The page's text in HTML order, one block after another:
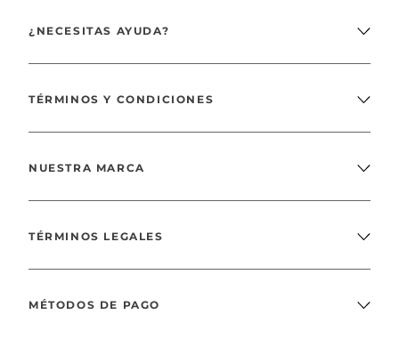
¿NECESITAS AYUDA?
TÉRMINOS Y CONDICIONES
NUESTRA MARCA
TÉRMINOS LEGALES
MÉTODOS DE PAGO